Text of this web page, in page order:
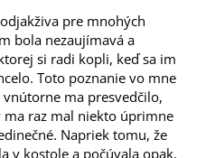
pre mnohých
bola nezaujímavá a
si radi kopli, keď sa im
Toto poznanie vo mne
ma presvedčilo,
raz mal niekto úprimne
Napriek tomu, že
v kostole a počúvala opak,